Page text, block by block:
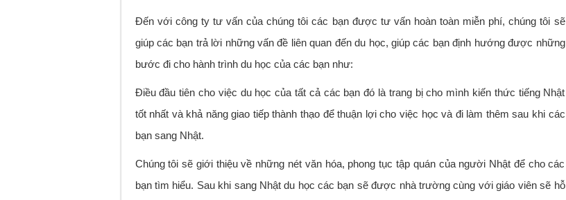
Đến với công ty tư vấn của chúng tôi các bạn được tư vấn hoàn toàn miễn phí, chúng tôi sẽ
giúp các bạn trả lời những vấn đề liên quan đến du học, giúp các bạn định hướng được những
bước đi cho hành trình du học của các bạn như:
Điều đầu tiên cho việc du học của tất cả các bạn đó là trang bị cho mình kiến thức tiếng Nhật
tốt nhất và khả năng giao tiếp thành thạo để thuận lợi cho việc học và đi làm thêm sau khi các
bạn sang Nhật.
Chúng tôi sẽ giới thiệu về những nét văn hóa, phong tục tập quán của người Nhật để cho các
bạn tìm hiểu. Sau khi sang Nhật du học các bạn sẽ được nhà trường cùng với giáo viên sẽ hỗ